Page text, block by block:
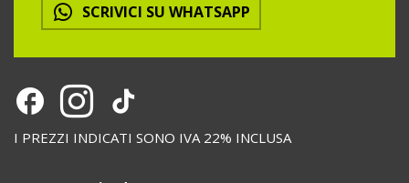
SCRIVICI SU WHATSAPP
I PREZZI INDICATI SONO IVA 22% INCLUSA